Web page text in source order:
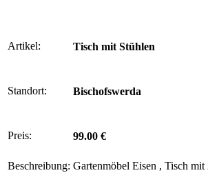
Artikel: Tisch mit Stühlen
Standort: Bischofswerda
Preis: 99.00 €
Beschreibung: Gartenmöbel Eisen , Tisch mit